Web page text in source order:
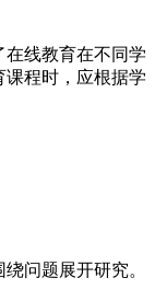
线教育在不同学
程时，应根据学
问题展开研究。